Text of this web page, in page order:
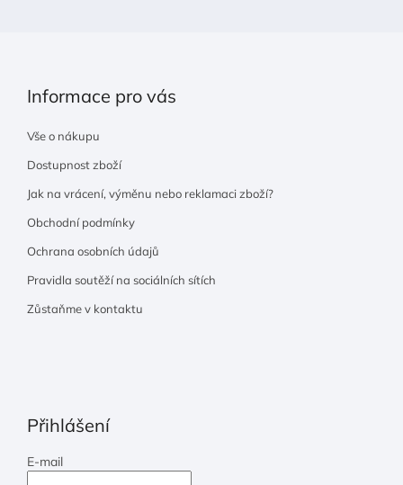
Informace pro vás
Vše o nákupu
Dostupnost zboží
Jak na vrácení, výměnu nebo reklamaci zboží?
Obchodní podmínky
Ochrana osobních údajů
Pravidla soutěží na sociálních sítích
Zůstaňme v kontaktu
Přihlášení
E-mail